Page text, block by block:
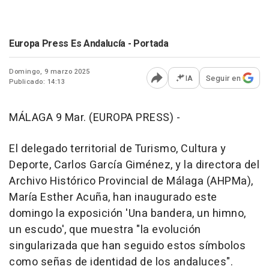
Europa Press Es Andalucía - Portada
Domingo, 9 marzo 2025
Publicado: 14:13
Abrir opciones para
IA Seguir en
MÁLAGA 9 Mar. (EUROPA PRESS) -
El delegado territorial de Turismo, Cultura y
Deporte, Carlos García Giménez, y la directora del
Archivo Histórico Provincial de Málaga (AHPMa),
María Esther Acuña, han inaugurado este
domingo la exposición 'Una bandera, un himno,
un escudo', que muestra "la evolución
singularizada que han seguido estos símbolos
como señas de identidad de los andaluces".